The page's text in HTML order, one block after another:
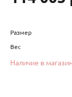
Размер
Вес
Наличие в